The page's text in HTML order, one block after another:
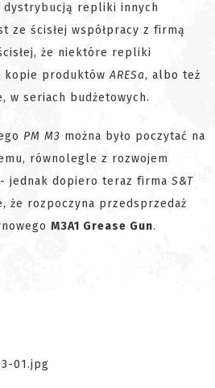
dystrybucją repliki innych
ze ścisłej współpracy z firmą
że niektóre repliki
kopie produktówARESa, albo też
w seriach budżetowych.
PM M3 można było poczytać na
równolegle z rozwojem
- jednak dopiero teraz firma S&T
że rozpoczyna przedsprzedaż
M3A1 Grease Gun.